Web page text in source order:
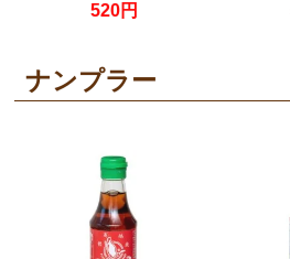
ガー)
520円
ナンプラー